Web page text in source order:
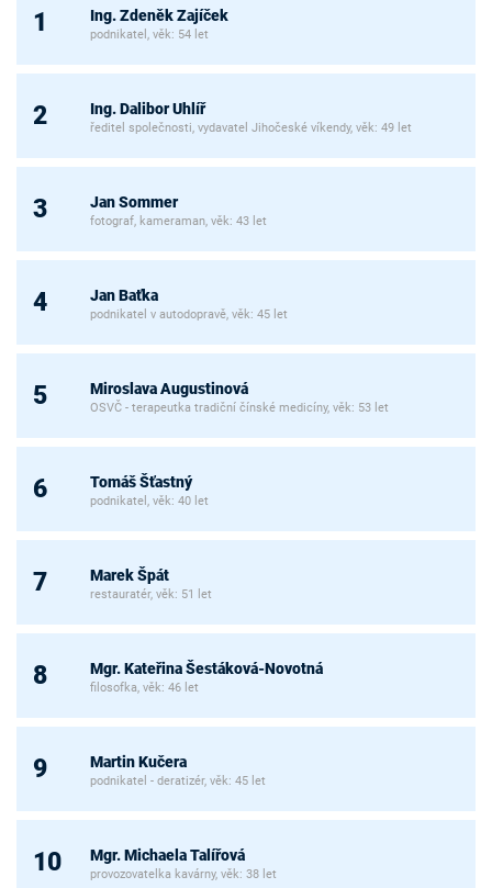
1 Ing. Zdeněk Zajíček
podnikatel, věk: 54 let
2 Ing. Dalibor Uhlíř
ředitel společnosti, vydavatel Jihočeské víkendy, věk: 49 let
3 Jan Sommer
fotograf, kameraman, věk: 43 let
4 Jan Baťka
podnikatel v autodopravě, věk: 45 let
5 Miroslava Augustinová
OSVČ - terapeutka tradiční čínské medicíny, věk: 53 let
6 Tomáš Šťastný
podnikatel, věk: 40 let
7 Marek Špát
restauratér, věk: 51 let
8 Mgr. Kateřina Šestáková-Novotná
filosofka, věk: 46 let
9 Martin Kučera
podnikatel - deratizér, věk: 45 let
10 Mgr. Michaela Talířová
provozovatelka kavárny, věk: 38 let